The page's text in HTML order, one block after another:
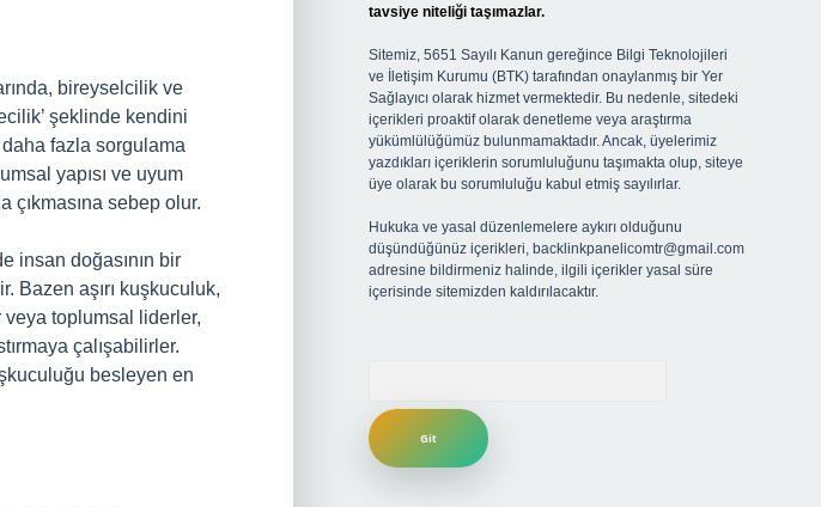
bireyselcilik ve
şeklinde kendini
fazla sorgulama
yapısı ve uyum
çıkmasına sebep olur.
insan doğasının bir
Bazen aşırı kuşkuculuk,
veya toplumsal liderler,
çalışabilirler.
besleyen en
tavsiye niteliği taşımazlar.
Sitemiz, 5651 Sayılı Kanun gereğince Bilgi Teknolojileri
ve İletişim Kurumu (BTK) tarafından onaylanmış bir Yer
Sağlayıcı olarak hizmet vermektedir. Bu nedenle, sitedeki
içerikleri proaktif olarak denetleme veya araştırma
yükümlülüğümüz bulunmamaktadır. Ancak, üyelerimiz
yazdıkları içeriklerin sorumluluğunu taşımakta olup, siteye
üye olarak bu sorumluluğu kabul etmiş sayılırlar.
Hukuka ve yasal düzenlemelere aykırı olduğunu
düşündüğünüz içerikleri, backlinkpanelicomtr@gmail.com
adresine bildirmeniz halinde, ilgili içerikler yasal süre
içerisinde sitemizden kaldırılacaktır.